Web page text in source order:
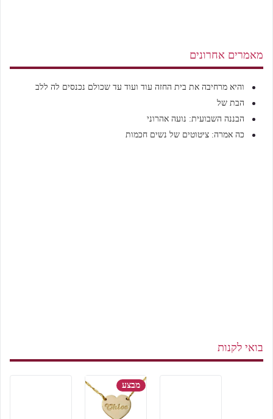
מאמרים אחרונים
והיא מרחיבה את בית החזה עוד ועוד עד שכולם נכנסים לה ללב
הבת של
הבננה השבועית: נועה אהרוני
כה אמרה: ציטוטים של נשים חכמות
בואי לקנות
מבצע